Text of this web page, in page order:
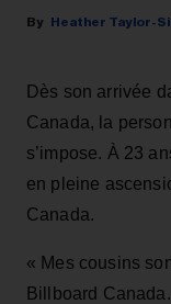
Heather Taylor-
Dès son arrivée
Canada, la
s’impose. À 23
en pleine
Canada.
« Mes cousins
Billboard